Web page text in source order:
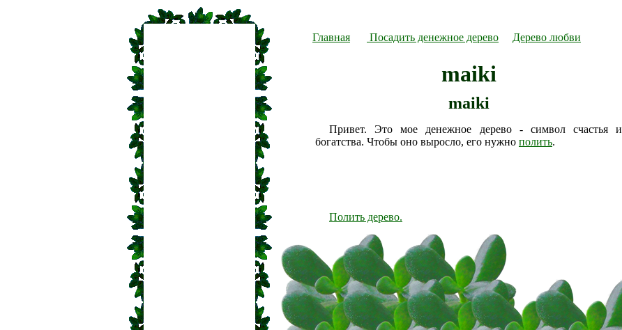
Главная Посадить денежное дерево Дерево любви
maiki
maiki
Привет. Это мое денежное дерево - символ счастья и
богатства. Чтобы оно выросло, его нужно полить.
Полить дерево.